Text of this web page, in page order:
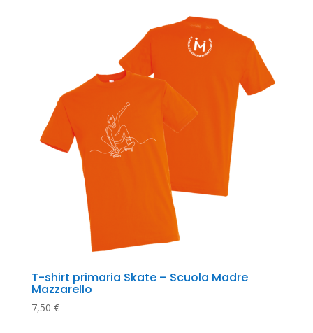
T-shirt primaria Skate – Scuola Madre
Mazzarello
7,50 €